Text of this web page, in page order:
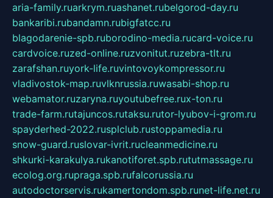
aria-family.ruarkrym.ruashanet.rubelgorod-day.ru
bankaribi.rubandamn.rubigfatcc.ru
blagodarenie-spb.ruborodino-media.rucard-voice.ru
cardvoice.ruzed-online.ruzvonitut.ruzebra-tlt.ru
zarafshan.ruyork-life.ruvintovoykompressor.ru
vladivostok-map.ruvlknrussia.ruwasabi-shop.ru
webamator.ruzaryna.ruyoutubefree.rux-ton.ru
trade-farm.rutajuncos.rutaksu.rutor-lyubov-i-grom.ru
spayderhed-2022.rusplclub.rustoppamedia.ru
snow-guard.ruslovar-ivrit.rucleanmedicine.ru
shkurki-karakulya.rukanotiforet.spb.rututmassage.ru
ecolog.org.rupraga.spb.rufalcorussia.ru
autodoctorservis.rukamertondom.spb.runet-life.net.ru